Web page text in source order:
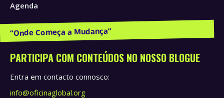
Agenda
Publicações e Recursos
PARTICIPA COM CONTEÚDOS NO NOSSO BLOGUE
Entra em contacto connosco:
info@oficinaglobal.org